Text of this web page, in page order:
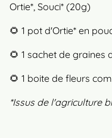
Ortie*, Souci* (20g)
🌻 1 pot d'Ortie* en
🌻 1 sachet de graines
🌻 1 boite de fleurs
*Issus de l'agriculture